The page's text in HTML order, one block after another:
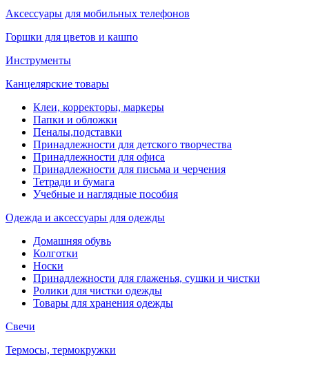
Аксессуары для мобильных телефонов
Горшки для цветов и кашпо
Инструменты
Канцелярские товары
Клеи, корректоры, маркеры
Папки и обложки
Пеналы,подставки
Принадлежности для детского творчества
Принадлежности для офиса
Принадлежности для письма и черчения
Тетради и бумага
Учебные и наглядные пособия
Одежда и аксессуары для одежды
Домашняя обувь
Колготки
Носки
Принадлежности для глаженья, сушки и чистки
Ролики для чистки одежды
Товары для хранения одежды
Свечи
Термосы, термокружки